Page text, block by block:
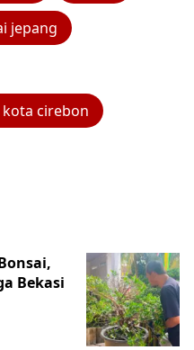
jepang
cirebon
Bekasi